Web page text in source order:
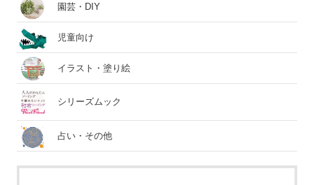
園芸・DIY
児童向け
イラスト・塗り絵
シリーズムック
占い・その他